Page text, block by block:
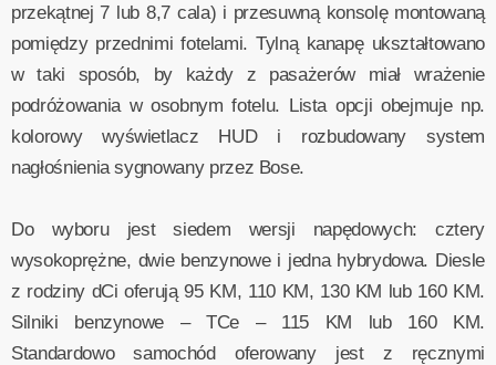
przekątnej 7 lub 8,7 cala) i przesuwną konsolę montowaną
pomiędzy przednimi fotelami. Tylną kanapę ukształtowano
w taki sposób, by każdy z pasażerów miał wrażenie
podróżowania w osobnym fotelu. Lista opcji obejmuje np.
kolorowy wyświetlacz HUD i rozbudowany system
nagłośnienia sygnowany przez Bose.
Do wyboru jest siedem wersji napędowych: cztery
wysokoprężne, dwie benzynowe i jedna hybrydowa. Diesle
z rodziny dCi oferują 95 KM, 110 KM, 130 KM lub 160 KM.
Silniki benzynowe – TCe – 115 KM lub 160 KM.
Standardowo samochód oferowany jest z ręcznymi